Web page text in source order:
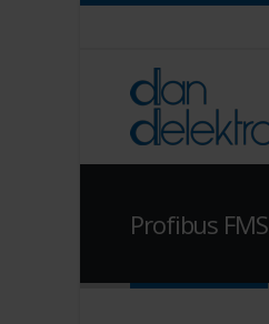
Profibus FMS